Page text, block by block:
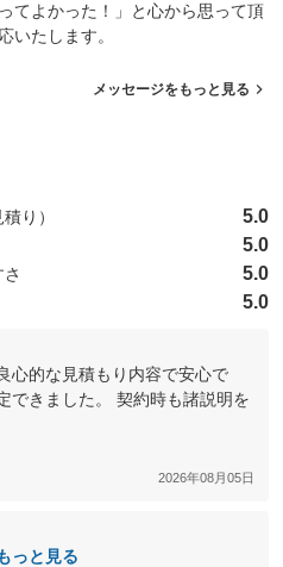
てよかった！」と心から思って頂
いたします。
メッセージをもっと見る
中）
り） 5.0
5.0
5.0
5.0
心的な見積もり内容で安心で
できました。 契約時も諸説明を
2026年08月05日
っと見る